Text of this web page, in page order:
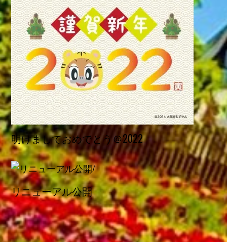
明けましておめでとう＠2022
リニューアル公開